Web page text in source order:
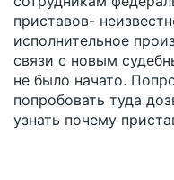
номер ИП, а я же его
появилось ИП,
сайте фссп заполнила
том основании, что
которого оно было
файл jpeg. На
Постановление об
отсутствия оснований
может файл не
приставов-
исполнительное
связи с новым
не было начато.
попробовать туда
узнать почему